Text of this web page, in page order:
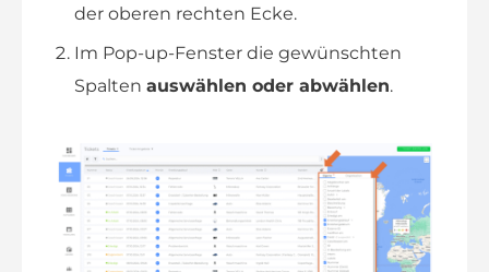
der oberen rechten Ecke.
Im Pop-up-Fenster die gewünschten
Spalten auswählen oder abwählen.